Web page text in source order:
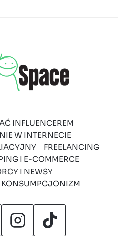
INFLUENCEREM
W INTERNECIE
FREELANCING
I E-COMMERCE
I NEWSY
KONSUMPCJONIZM